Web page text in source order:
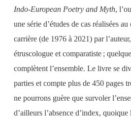
Indo-European Poetry and Myth,
une série d’études de cas réalisées au
carrière (de 1976 à 2021) par
étruscologue et comparatiste ;
complètent l’ensemble. Le livre se
parties et compte plus de 450 pages
ne pourrons guère que survoler
d’ailleurs l’absence d’index,